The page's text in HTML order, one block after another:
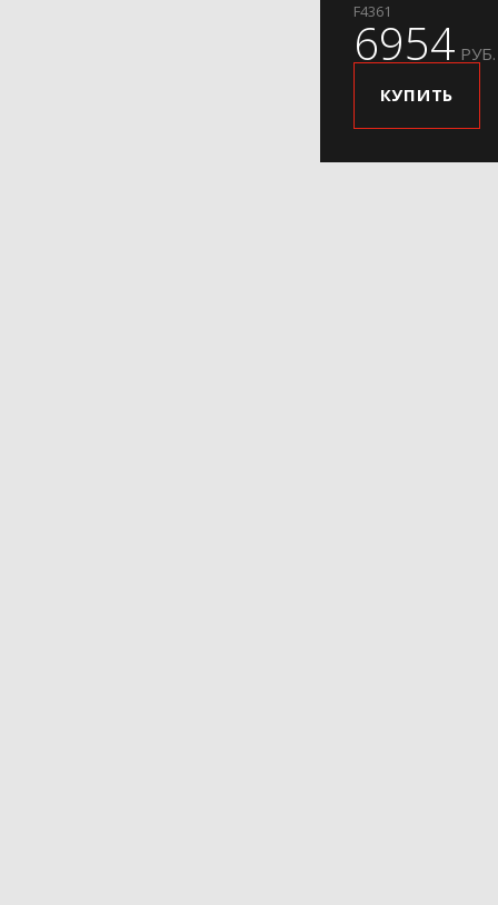
F4361
6954 РУБ.
КУПИТЬ